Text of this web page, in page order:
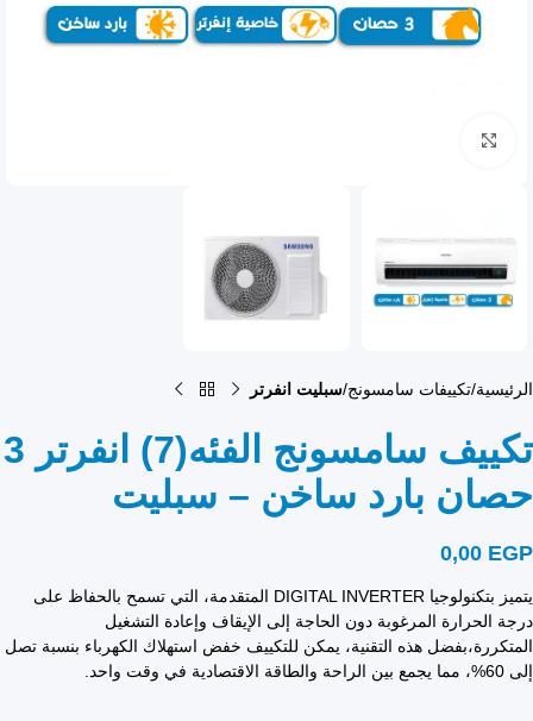
الرئيسية تكييفات سامسونج سبليت انفرتر
تكييف سامسونج الفئه(7) انفرتر 3
حصان بارد ساخن – سبليت
0,00 EGP
يتميز بتكنولوجيا DIGITAL INVERTER المتقدمة، التي تسمح بالحفاظ على
درجة الحرارة المرغوبة دون الحاجة إلى الإيقاف وإعادة التشغيل
المتكررة،بفضل هذه التقنية، يمكن للتكييف خفض استهلاك الكهرباء بنسبة تصل
إلى 60%، مما يجمع بين الراحة والطاقة الاقتصادية في وقت واحد.